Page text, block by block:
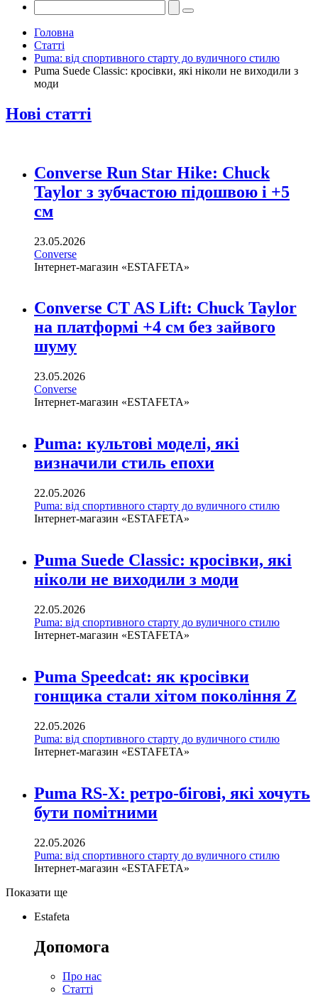
Головна
Статті
Puma: від спортивного старту до вуличного стилю
Puma Suede Classic: кросівки, які ніколи не виходили з
моди
Нові статті
Converse Run Star Hike: Chuck
Taylor з зубчастою підошвою і +5
см
23.05.2026
Converse
Інтернет-магазин «ESTAFETA»
Converse CT AS Lift: Chuck Taylor
на платформі +4 см без зайвого
шуму
23.05.2026
Converse
Інтернет-магазин «ESTAFETA»
Puma: культові моделі, які
визначили стиль епохи
22.05.2026
Puma: від спортивного старту до вуличного стилю
Інтернет-магазин «ESTAFETA»
Puma Suede Classic: кросівки, які
ніколи не виходили з моди
22.05.2026
Puma: від спортивного старту до вуличного стилю
Інтернет-магазин «ESTAFETA»
Puma Speedcat: як кросівки
гонщика стали хітом покоління Z
22.05.2026
Puma: від спортивного старту до вуличного стилю
Інтернет-магазин «ESTAFETA»
Puma RS-X: ретро-бігові, які хочуть
бути помітними
22.05.2026
Puma: від спортивного старту до вуличного стилю
Інтернет-магазин «ESTAFETA»
Показати ще
Estafeta
Допомога
Про нас
Статті